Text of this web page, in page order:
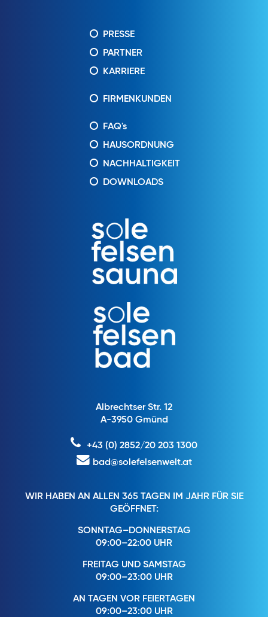
PRESSE
PARTNER
KARRIERE
FIRMENKUNDEN
FAQ's
HAUSORDNUNG
NACHHALTIGKEIT
DOWNLOADS
Albrechtser Str. 12
A-3950 Gmünd
+43 (0) 2852/20 203 1300
bad@solefelsenwelt.at
WIR HABEN AN ALLEN 365 TAGEN IM JAHR FÜR SIE
GEÖFFNET:
SONNTAG–DONNERSTAG
09:00–22:00 UHR
FREITAG UND SAMSTAG
09:00–23:00 UHR
AN TAGEN VOR FEIERTAGEN
09:00–23:00 UHR